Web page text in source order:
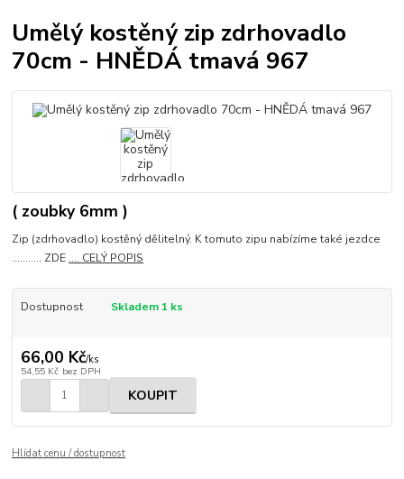
Umělý kostěný zip zdrhovadlo
70cm - HNĚDÁ tmavá 967
( zoubky 6mm )
Zip (zdrhovadlo) kostěný dělitelný. K tomuto zipu nabízíme také jezdce
........... ZDE .... CELÝ POPIS
Dostupnost Skladem 1 ks
66,00 Kč/ks
54,55 Kč bez DPH
KOUPIT
Hlídat cenu / dostupnost